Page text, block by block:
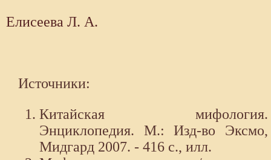
Елисеева Л. А.
Источники:
Китайская мифология.
Энциклопедия. М.: Изд-во Эксмо,
Мидгард 2007. - 416 с., илл.